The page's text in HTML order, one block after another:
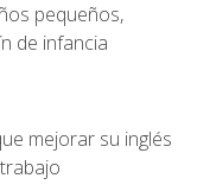
pequeños,
de infancia
mejorar su inglés